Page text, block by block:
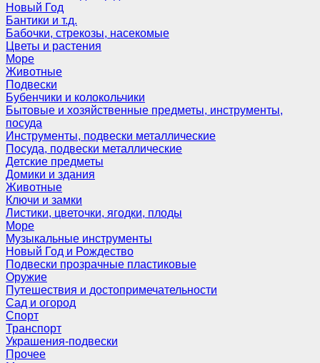
Новый Год
Бантики и т.д.
Бабочки, стрекозы, насекомые
Цветы и растения
Море
Животные
Подвески
Бубенчики и колокольчики
Бытовые и хозяйственные предметы, инструменты,
посуда
Инструменты, подвески металлические
Посуда, подвески металлические
Детские предметы
Домики и здания
Животные
Ключи и замки
Листики, цветочки, ягодки, плоды
Море
Музыкальные инструменты
Новый Год и Рождество
Подвески прозрачные пластиковые
Оружие
Путешествия и достопримечательности
Сад и огород
Спорт
Транспорт
Украшения-подвески
Прочее